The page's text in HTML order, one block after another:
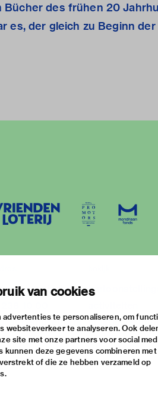
van cookies
te personaliseren, om
websiteverkeer te analyseren. Ook
site met onze partners voor social
kunnen deze gegevens combineren met
of die ze hebben verzameld op
Bücher des frühen 20
es, der gleich zu Beginn
2 eindhoven
praktische